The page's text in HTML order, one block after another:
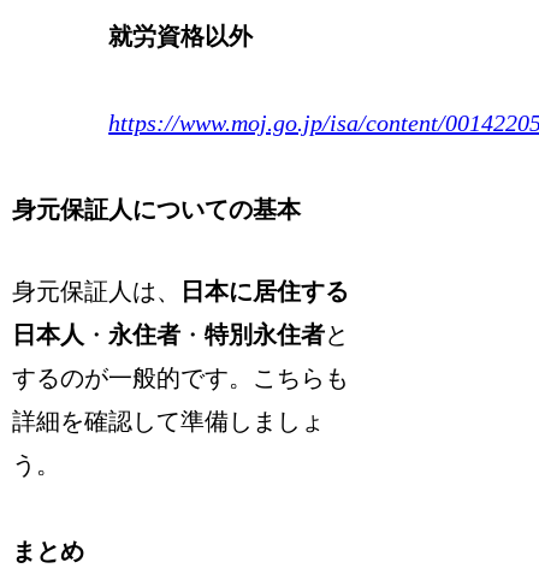
就労資格以外
https://www.moj.go.jp/isa/content/
身元保証人についての基本
身元保証人は、
日本に居住する
日本人 ・ 永住者 ・特別永住者と
するのが一般的です。こちらも
詳細を確認して準備しましょ
う。
まとめ